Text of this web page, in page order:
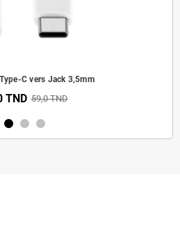
C vers Jack 3,5mm
TND 59,0 TND